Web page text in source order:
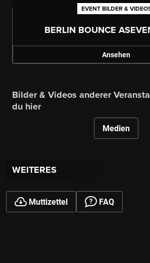
EVENT BILDER &
BERLIN BOUNCE
Ansehen
Bilder & Videos anderer
du hier
Medien
WEITERES
Muttizettel FAQ